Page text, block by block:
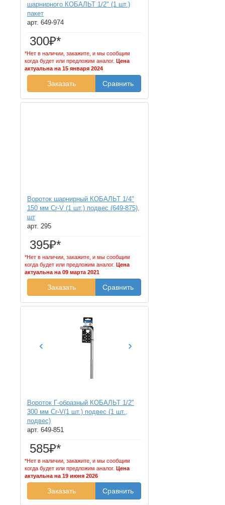
шарнирного КОБАЛЬТ 1/2" (1 шт.)
пакет
арт. 649-974
300₽*
*Нет в наличии, закажите, и мы сообщим
когда будет или предложим аналог. Цена
актуальна на 15 января 2024
Заказать Сравнить
Вороток шарнирный КОБАЛЬТ 1/4"
150 мм Cr-V (1 шт.) подвес (649-875),
шт
арт. 295
395₽*
*Нет в наличии, закажите, и мы сообщим
когда будет или предложим аналог. Цена
актуальна на 09 марта 2021
Заказать Сравнить
‹ ›
Вороток Г-образный КОБАЛЬТ 1/2"
300 мм Cr-V(1 шт.) подвес (1 шт.,
подвес)
арт. 649-851
585₽*
*Нет в наличии, закажите, и мы сообщим
когда будет или предложим аналог. Цена
актуальна на 19 июня 2026
Заказать Сравнить